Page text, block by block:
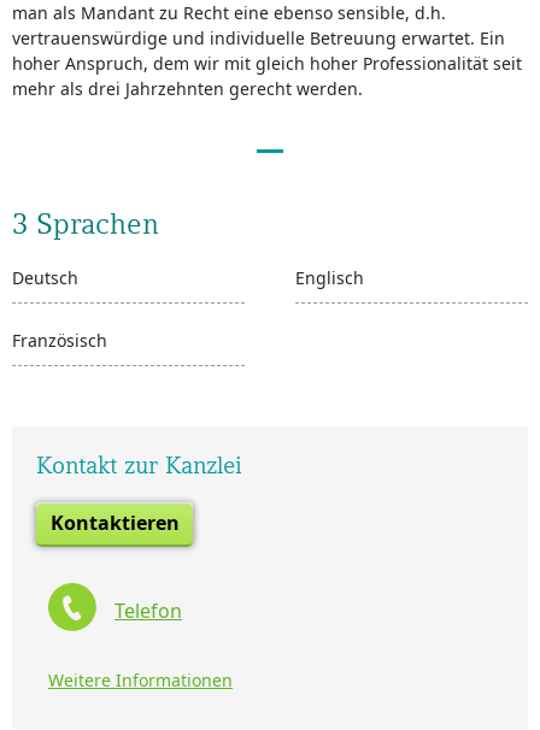
man als Mandant zu Recht eine ebenso sensible, d.h.
vertrauenswürdige und individuelle Betreuung erwartet. Ein
hoher Anspruch, dem wir mit gleich hoher Professionalität seit
mehr als drei Jahrzehnten gerecht werden.
3 Sprachen
Deutsch Englisch
Französisch
Kontakt zur Kanzlei
Kontaktieren
Telefon
Weitere Informationen